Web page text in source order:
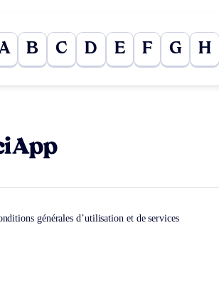
B C D E F G H
générales d’utilisation et de services